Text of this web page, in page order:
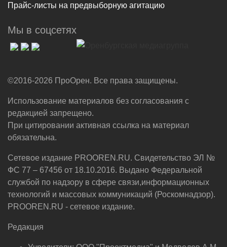
Прайс-листы на предвыборную агитацию
Мы в соцсетях
©2016-2026 ПроОрен. Все права защищены.
Использование материалов без согласования с
редакцией запрещено.
При цитировании активная ссылка на материал
обязательна.
Сетевое издание PROOREN.RU. Свидетельство ЭЛ №
ФС 77 – 67456 от 18.10.2016. Выдано Федеральной
службой по надзору в сфере связи,информационных
технологий и массовых коммуникаций (Роскомнадзор).
PROOREN.RU - сетевое издание.
Редакция